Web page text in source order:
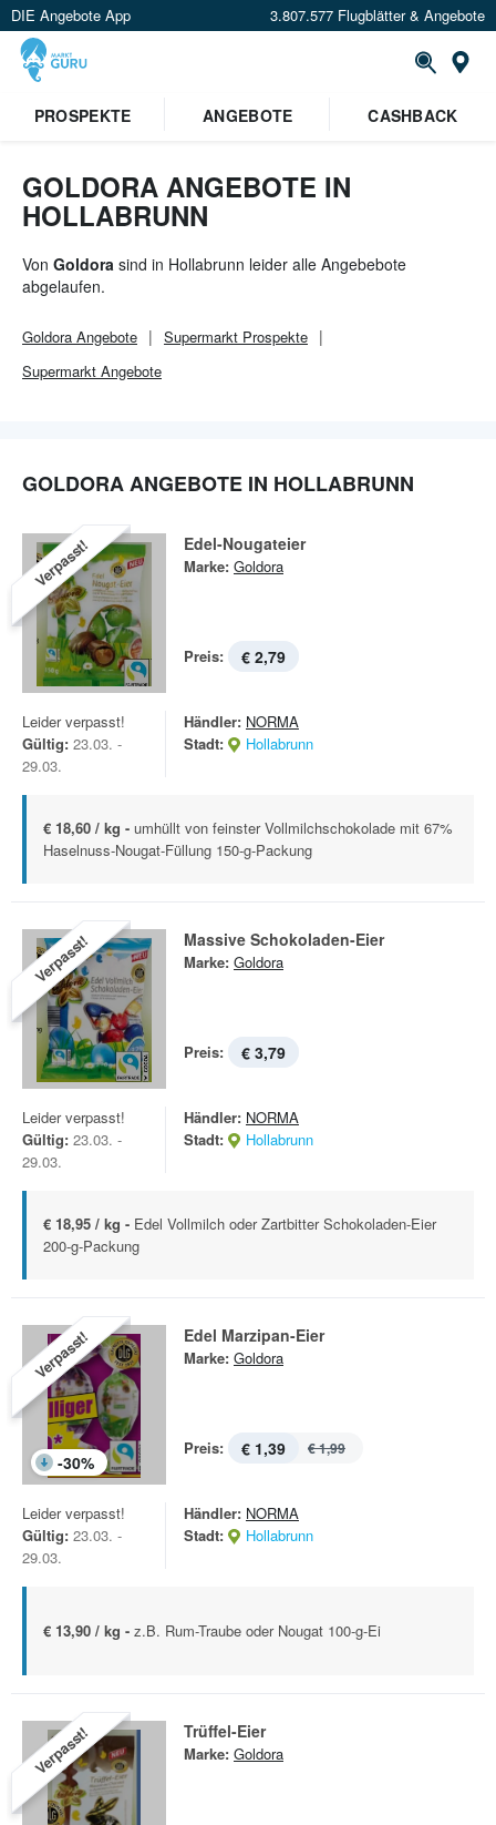
DIE Angebote App 3.807.577 Flugblätter & Angebote
Standort festlegen
PROSPEKTE ANGEBOTE CASHBACK
GOLDORA ANGEBOTE IN
HOLLABRUNN
Von Goldora sind in Hollabrunn leider alle Angebebote
abgelaufen.
Goldora Angebote Supermarkt Prospekte
Supermarkt Angebote
GOLDORA ANGEBOTE IN HOLLABRUNN
Verpasst! Edel-Nougateier
Marke: Goldora
Preis: € 2,79
Leider verpasst!
Gültig: 23.03. -
29.03.
Händler: NORMA
Stadt:
Hollabrunn
€ 18,60 / kg - umhüllt von feinster Vollmilchschokolade mit 67%
Haselnuss-Nougat-Füllung 150-g-Packung
Verpasst! Massive Schokoladen-Eier
Marke: Goldora
Preis: € 3,79
Leider verpasst!
Gültig: 23.03. -
29.03.
Händler: NORMA
Stadt:
Hollabrunn
€ 18,95 / kg - Edel Vollmilch oder Zartbitter Schokoladen-Eier
200-g-Packung
Verpasst!
-30%
Edel Marzipan-Eier
Marke: Goldora
Preis: € 1,39 € 1,99
Leider verpasst!
Gültig: 23.03. -
29.03.
Händler: NORMA
Stadt:
Hollabrunn
€ 13,90 / kg - z.B. Rum-Traube oder Nougat 100-g-Ei
Verpasst! Trüffel-Eier
Marke: Goldora